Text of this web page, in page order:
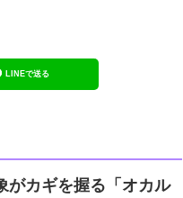
LINEで送る
がカギを握る「オカル